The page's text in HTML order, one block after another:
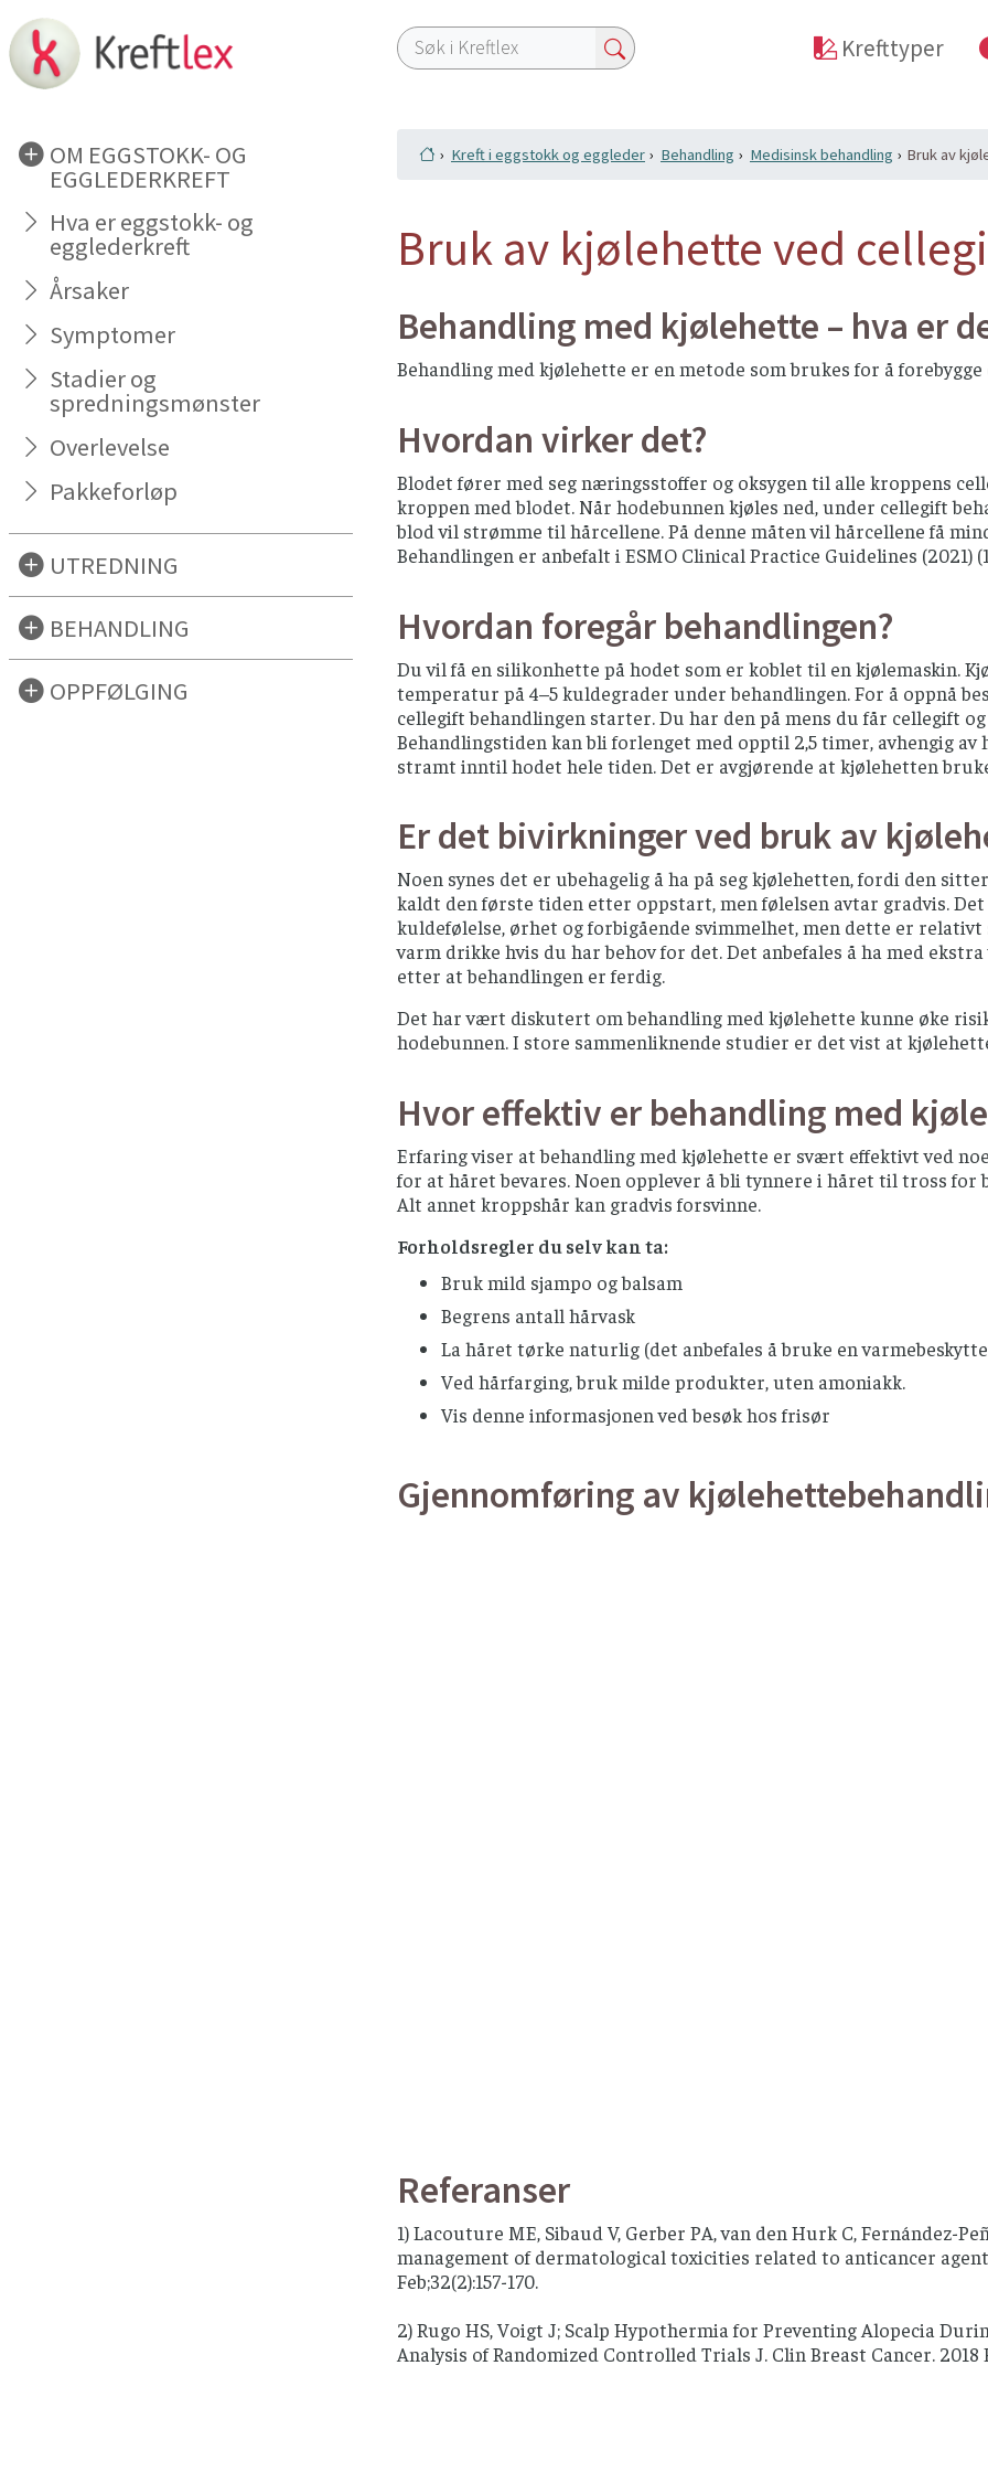
OM EGGSTOKK- OG
EGGLEDERKREFT
Hva er eggstokk- og
egglederkreft
Årsaker
Symptomer
Stadier og
spredningsmønster
Overlevelse
Pakkeforløp
UTREDNING
BEHANDLING
OPPFØLGING
Krefttyper
Kreft i eggstokk og eggleder Behandling Medisinsk behandling Bruk av
Bruk av kjølehette ved
Behandling med kjølehette – hva er
Behandling med kjølehette er en metode som brukes for å
Hvordan virker det?
Blodet fører med seg næringsstoffer og oksygen til alle kroppens
kroppen med blodet. Når hodebunnen kjøles ned, under cellegift
blod vil strømme til hårcellene. På denne måten vil hårcellene få
Behandlingen er anbefalt i ESMO Clinical Practice Guidelines (2021)
Hvordan foregår behandlingen?
Du vil få en silikonhette på hodet som er koblet til en kjølemaskin.
temperatur på 4–5 kuldegrader under behandlingen. For å oppnå
cellegift behandlingen starter. Du har den på mens du får cellegift
Behandlingstiden kan bli forlenget med opptil 2,5 timer, avhengig
stramt inntil hodet hele tiden. Det er avgjørende at kjølehetten
Er det bivirkninger ved bruk av
Noen synes det er ubehagelig å ha på seg kjølehetten, fordi den
kaldt den første tiden etter oppstart, men følelsen avtar gradvis.
kuldefølelse, ørhet og forbigående svimmelhet, men dette er
varm drikke hvis du har behov for det. Det anbefales å ha med
etter at behandlingen er ferdig.
Det har vært diskutert om behandling med kjølehette kunne øke
hodebunnen. I store sammenliknende studier er det vist at
Hvor effektiv er behandling med
Erfaring viser at behandling med kjølehette er svært effektivt ved
for at håret bevares. Noen opplever å bli tynnere i håret til tross
Alt annet kroppshår kan gradvis forsvinne.
Forholdsregler du selv kan ta:
Bruk mild sjampo og balsam
Begrens antall hårvask
La håret tørke naturlig (det anbefales å bruke en
Ved hårfarging, bruk milde produkter, uten amoniakk.
Vis denne informasjonen ved besøk hos frisør
Gjennomføring av
Referanser
1) Lacouture ME, Sibaud V, Gerber PA, van den Hurk C, Fernández-
management of dermatological toxicities related to anticancer
Feb;32(2):157-170.
2) Rugo HS, Voigt J; Scalp Hypothermia for Preventing Alopecia
Analysis of Randomized Controlled Trials J. Clin Breast Cancer. 2018